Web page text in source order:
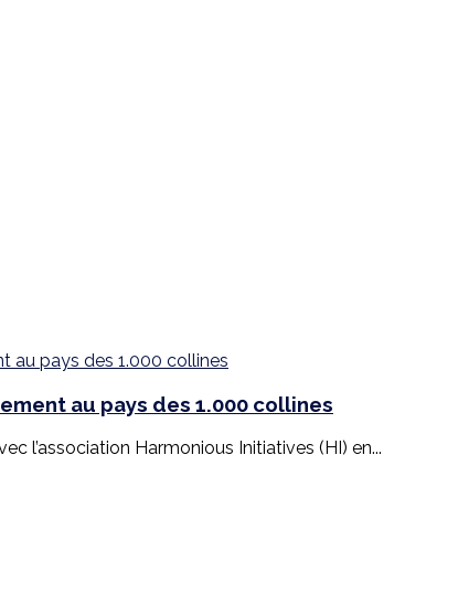
au pays des 1.000 collines
l’association Harmonious Initiatives (HI) en...